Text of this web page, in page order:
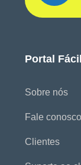
Portal Fácil
Sobre nós
Fale conosco
Clientes